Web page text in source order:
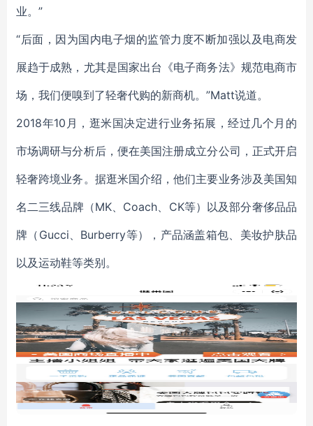
业。”
“后面，因为国内电子烟的监管力度不断加强以及电商发
展趋于成熟，尤其是国家出台《电子商务法》规范电商市
场，我们便嗅到了轻奢代购的新商机。”Matt说道。
2018年10月，逛米国决定进行业务拓展，经过几个月的
市场调研与分析后，便在美国注册成立分公司，正式开启
轻奢跨境业务。据逛米国介绍，他们主要业务涉及美国知
名二三线品牌（MK、Coach、CK等）以及部分奢侈品品
牌（Gucci、Burberry等），产品涵盖箱包、美妆护肤品
以及运动鞋等类别。